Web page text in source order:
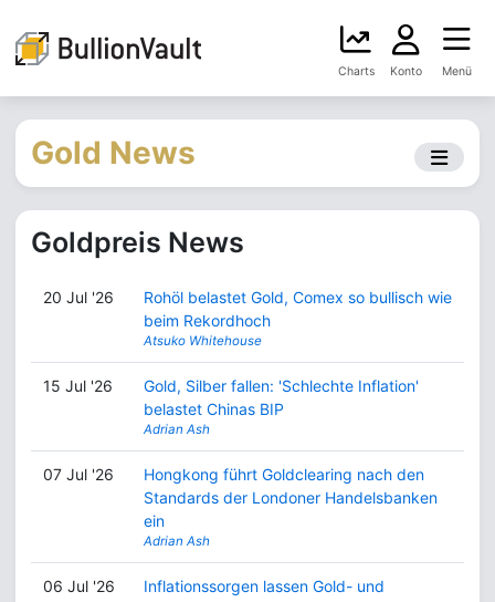
Charts Konto Menü
Gold News
Goldpreis News
20 Jul '26
Rohöl belastet Gold, Comex so bullisch wie
beim Rekordhoch
Atsuko Whitehouse
15 Jul '26
Gold, Silber fallen: 'Schlechte Inflation'
belastet Chinas BIP
Adrian Ash
07 Jul '26
Hongkong führt Goldclearing nach den
Standards der Londoner Handelsbanken
ein
Adrian Ash
06 Jul '26
Inflationssorgen lassen Gold- und